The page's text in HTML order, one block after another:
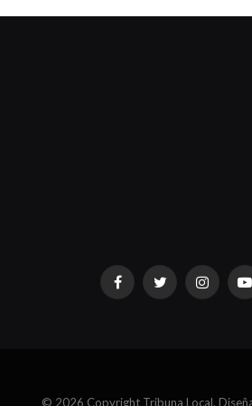
FacebookTwitter
© 2026 Copyright Tribuna Local.